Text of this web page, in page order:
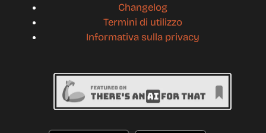
Changelog
Termini di utilizzo
Informativa sulla privacy